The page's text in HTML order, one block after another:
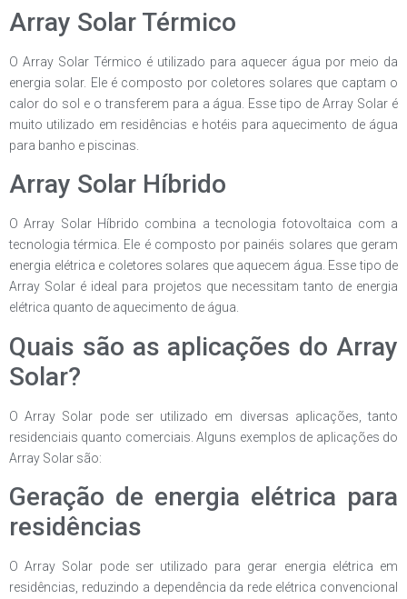
Array Solar Térmico
O Array Solar Térmico é utilizado para aquecer água por meio da
energia solar. Ele é composto por coletores solares que captam o
calor do sol e o transferem para a água. Esse tipo de Array Solar é
muito utilizado em residências e hotéis para aquecimento de água
para banho e piscinas.
Array Solar Híbrido
O Array Solar Híbrido combina a tecnologia fotovoltaica com a
tecnologia térmica. Ele é composto por painéis solares que geram
energia elétrica e coletores solares que aquecem água. Esse tipo de
Array Solar é ideal para projetos que necessitam tanto de energia
elétrica quanto de aquecimento de água.
Quais são as aplicações do Array
Solar?
O Array Solar pode ser utilizado em diversas aplicações, tanto
residenciais quanto comerciais. Alguns exemplos de aplicações do
Array Solar são:
Geração de energia elétrica para
residências
O Array Solar pode ser utilizado para gerar energia elétrica em
residências, reduzindo a dependência da rede elétrica convencional